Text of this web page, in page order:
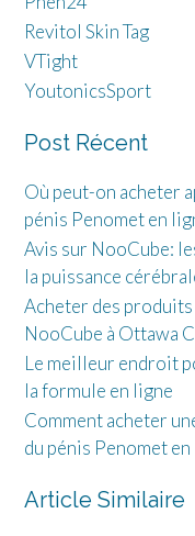
Revitol Skin Tag
VTight
YoutonicsSport
Post Récent
Où peut-on acheter
pénis Penomet en
Avis sur NooCube:
la puissance
Acheter des produits
NooCube à Ottawa
Le meilleur endroit
la formule en ligne
Comment acheter
du pénis Penomet
Article Similaire